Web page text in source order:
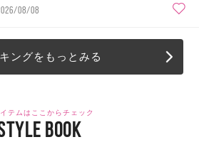
08/08
ングをもっとみる
テムはここからチェック
BOOK